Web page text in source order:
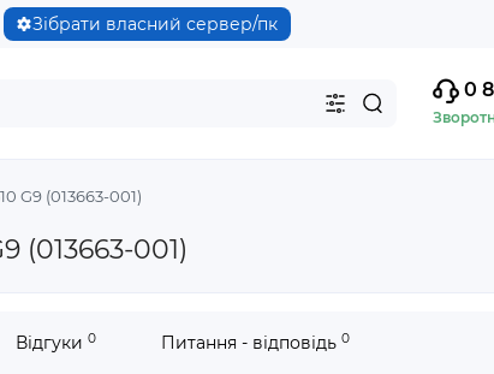
Зібрати власний сервер/пк
0
G9 (013663-001)
(013663-001)
Відгуки 0 Питання - відповідь 0